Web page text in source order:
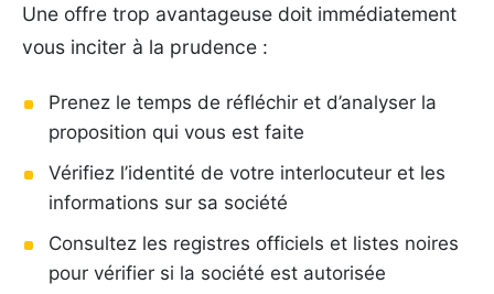
Une offre trop avantageuse doit immédiatement
vous inciter à la prudence :
Prenez le temps de réfléchir et d’analyser la
proposition qui vous est faite
Vérifiez l’identité de votre interlocuteur et les
informations sur sa société
Consultez les registres officiels et listes noires
pour vérifier si la société est autorisée